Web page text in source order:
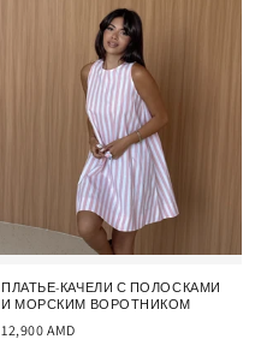
ПЛАТЬЕ-КАЧЕЛИ С ПОЛОСКАМИ
И МОРСКИМ ВОРОТНИКОМ
12,900 AMD